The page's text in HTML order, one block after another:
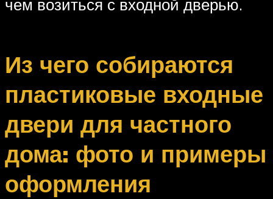
чем возиться с входной дверью.
Из чего собираются
пластиковые входные
двери для частного
дома: фото и примеры
оформления